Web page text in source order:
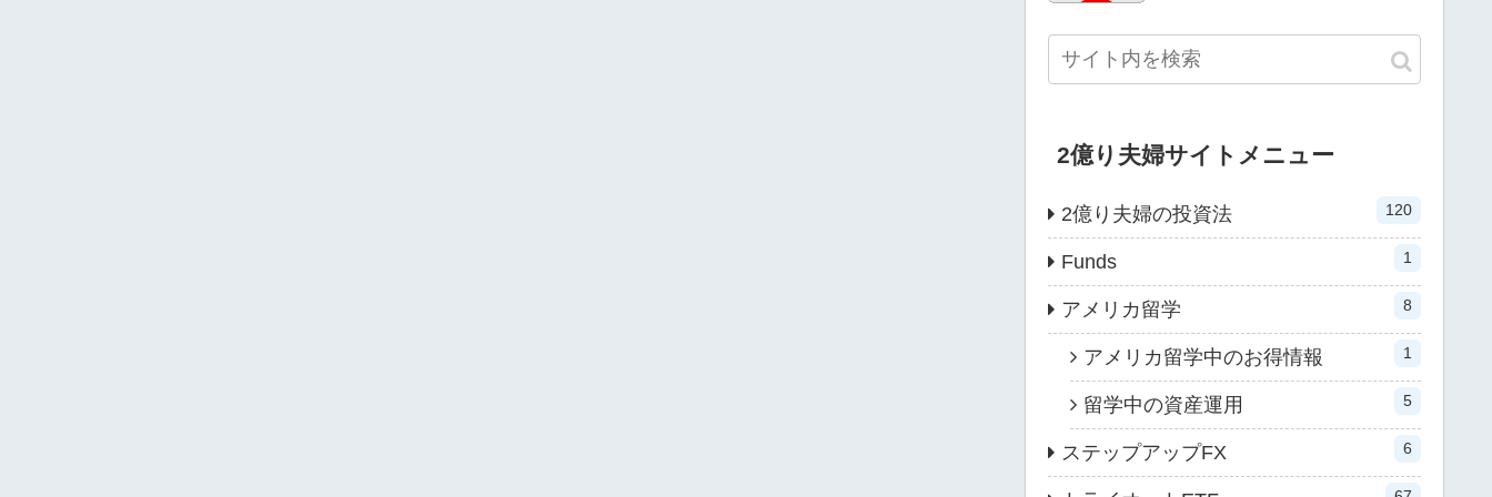
2億り夫婦サイトメニュー
2億り夫婦の投資法 120
Funds 1
アメリカ留学 8
アメリカ留学中のお得情報 1
留学中の資産運用 5
ステップアップFX 6